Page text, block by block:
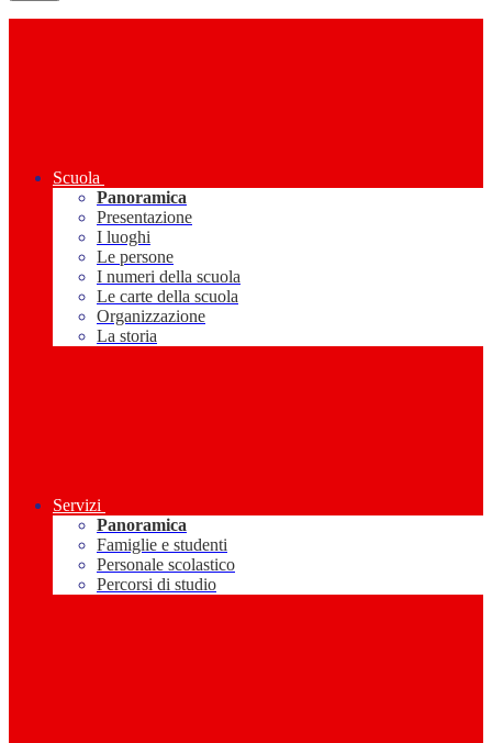
Scuola
Panoramica
Presentazione
I luoghi
Le persone
I numeri della scuola
Le carte della scuola
Organizzazione
La storia
Servizi
Panoramica
Famiglie e studenti
Personale scolastico
Percorsi di studio